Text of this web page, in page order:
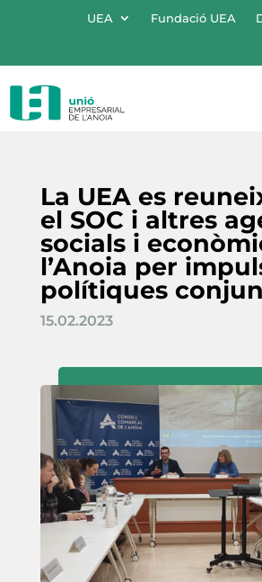
UEA Fundació UEA
La UEA es
el SOC i altres
socials i
l’Anoia per
polítiques
15.02.2023